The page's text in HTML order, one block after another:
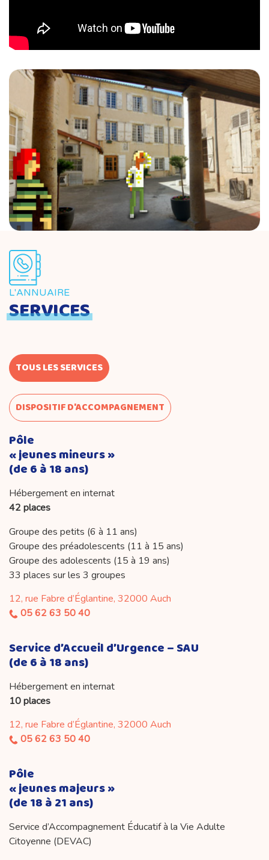
L'ANNUAIRE
SERVICES
TOUS LES SERVICES
DISPOSITIF D'ACCOMPAGNEMENT
Pôle
« jeunes mineurs »
(de 6 à 18 ans)
Hébergement en internat
42 places
Groupe des petits (6 à 11 ans)
Groupe des préadolescents (11 à 15 ans)
Groupe des adolescents (15 à 19 ans)
33 places sur les 3 groupes
12, rue Fabre d’Églantine, 32000 Auch
05 62 63 50 40
Service d’Accueil d’Urgence – SAU
(de 6 à 18 ans)
Hébergement en internat
10 places
12, rue Fabre d’Églantine, 32000 Auch
05 62 63 50 40
Pôle
« jeunes majeurs »
(de 18 à 21 ans)
Service d’Accompagnement Éducatif à la Vie Adulte
Citoyenne (DEVAC)